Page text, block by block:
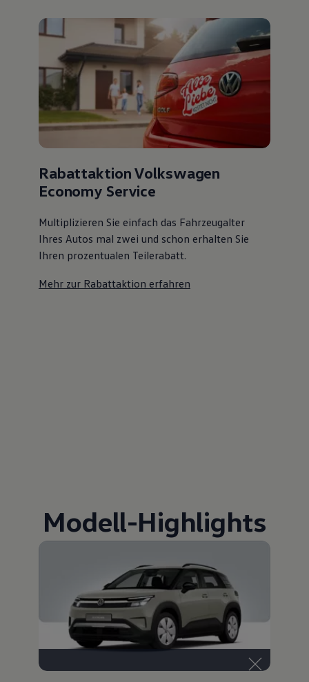
Rabattaktion Volkswagen
Economy Service
Multiplizieren Sie einfach das Fahrzeugalter
Ihres Autos mal zwei und schon erhalten Sie
Ihren prozentualen Teilerabatt.
Mehr zur Rabattaktion erfahren
Modell-Highlights